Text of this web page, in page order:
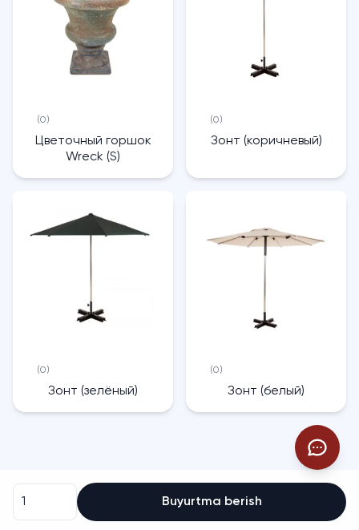
Buyurtma berish
(0)
Цветочный горшок
Wreck (S)
(0)
Зонт (коричневый)
(0)
Зонт (зелёный)
(0)
Зонт (белый)